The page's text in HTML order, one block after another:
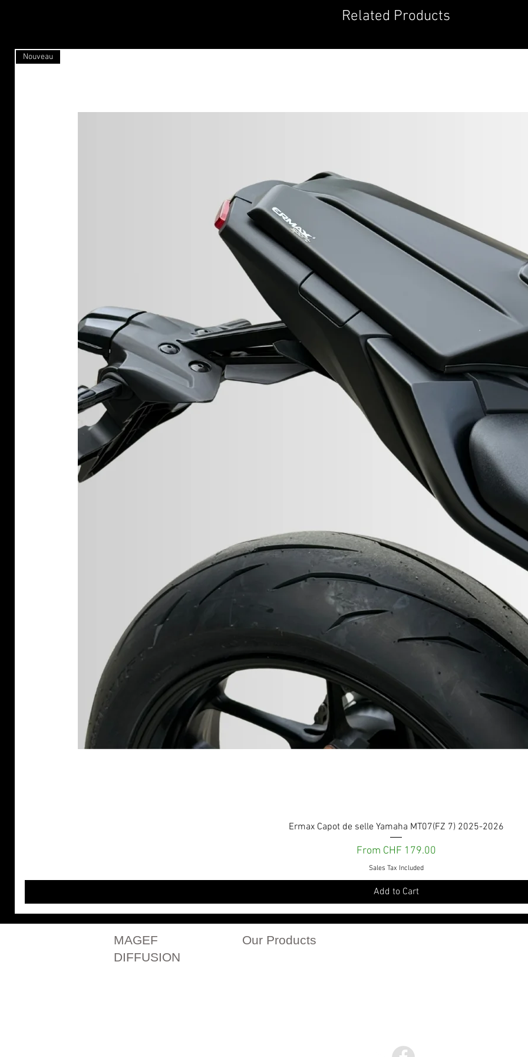
Related Products
Quick View
Nouveau
Ermax Capot de selle Yamaha MT07(FZ 7) 2025-2026
From CHF 179.00
Sale Price
Sales Tax Included
Add to Cart
MAGEF
DIFFUSION
Our Products